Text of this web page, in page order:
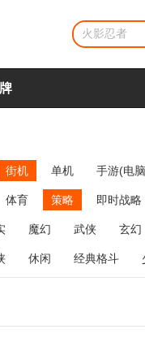
街机 单机 手游(电
体育 策略
即时战略
棋类 牌类 麻将
魔幻 武侠 玄幻
休闲 经典格斗